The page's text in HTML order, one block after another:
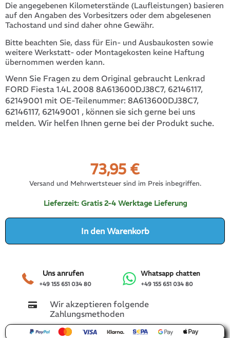
Die angegebenen Kilometerstände (Laufleistungen) basieren
auf den Angaben des Vorbesitzers oder dem abgelesenen
Tachostand und sind daher ohne Gewähr.
Bitte beachten Sie, dass für Ein- und Ausbaukosten sowie
weitere Werkstatt- oder Montagekosten keine Haftung
übernommen werden kann.
Wenn Sie Fragen zu dem Original gebraucht Lenkrad
FORD Fiesta 1.4L 2008 8A613600DJ38C7, 62146117,
62149001 mit OE-Teilenummer: 8A613600DJ38C7,
62146117, 62149001 , können sie sich gerne bei uns
melden. Wir helfen Ihnen gerne bei der Produkt suche.
73,95 €
Versand und Mehrwertsteuer sind im Preis inbegriffen.
Lieferzeit: Gratis 2-4 Werktage Lieferung
In den Warenkorb
+49 155 651 034 80
Uns anrufen
+49 155 651 034 80
Whatsapp chatten
Wir akzeptieren folgende
Zahlungsmethoden